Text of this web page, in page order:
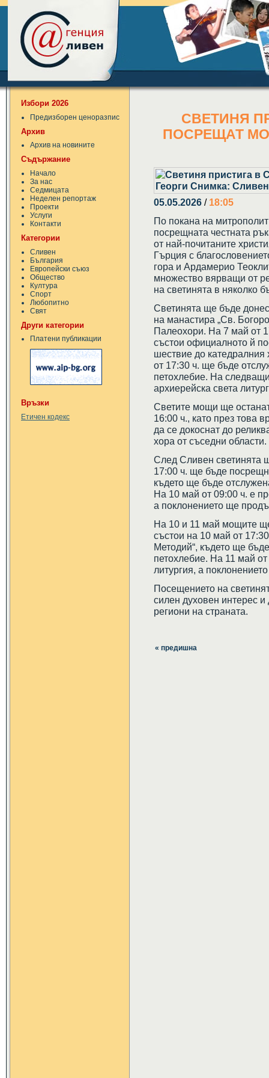
Избори 2026
Предизборен ценоразпис
Архив
Архив на новините
Съдържание
Начало
За нас
Седмицата
Неделен репортаж
Проекти
Услуги
Контакти
Категории
Сливен
България
Европейски съюз
Общество
Култура
Спорт
Любопитно
Свят
Други категории
Платени публикации
Връзки
Етичен кодекс
СВЕТИНЯ
ПОСРЕЩАТ
05.05.2026 / 18:05
По покана на
посрещната честната
от най-почитаните
Гърция с
гора и Ардамерио
множество вярващи от
на светинята в няколко
Светинята ще бъде
на манастира „Св.
Палеохори. На 7 май от
състои официалното й
шествие до
от 17:30 ч. ще бъде
петохлебие. На
архиерейска света
Светите мощи ще
16:00 ч., като през това
да се докоснат до
хора от съседни области.
След Сливен светинята
17:00 ч. ще бъде
където ще бъде
На 10 май от 09:00 ч. е
а поклонението ще
На 10 и 11 май мощите
състои на 10 май от
Методий“, където ще
петохлебие. На 11 май
литургия, а
Посещението на
силен духовен интерес
региони на страната.
« предишна